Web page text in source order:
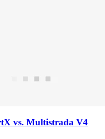
vs. Multistrada V4